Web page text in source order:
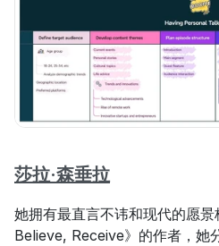
莎拉·森垂拉
她拥有最直言不讳和现代的愿
Believe, Receive》的作者，她